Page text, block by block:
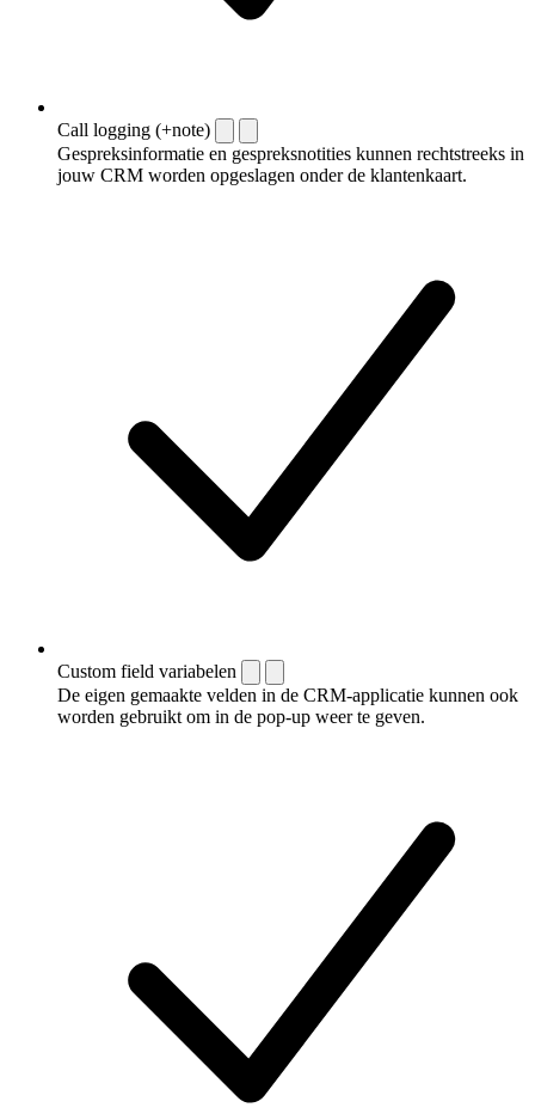
Call logging (+note)
Gespreksinformatie en gespreksnotities kunnen rechtstreeks in
jouw CRM worden opgeslagen onder de klantenkaart.
Custom field variabelen
De eigen gemaakte velden in de CRM-applicatie kunnen ook
worden gebruikt om in de pop-up weer te geven.